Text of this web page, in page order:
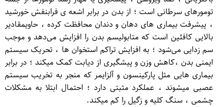
تومورهای سرطانی است ؛ از بدن در برابر اشعه ی فرابنفش خورشید
، پیشرفت بیماری های دهان و دندان محافظت کرده ، حاویمقادیر
بالایی کافئین است که متابولیسم بدن را افزایش می‌دهد و موجب
سم‌ زدایی می‌شود ؛ به افزایش تراکم استخوان ها ، تحریک سیستم
ایمنی بدن ،کاهش وزن و پیشگیری از دیابت کمک میکند ؛ در برابر
بیماری هایی مثل پارکینسون و آلزایمر که منجر به تخریب سیستم
عصبی میشوند ، عملکرد مثبتی دارد ؛ احتمال ابتلا به مشکلات
چشمی ، سنگ کلیه و زگیل را کم میکند.